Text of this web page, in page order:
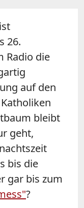
26.
Radio die
auf den
bleibt
geht,
bis die
gar bis zum
?